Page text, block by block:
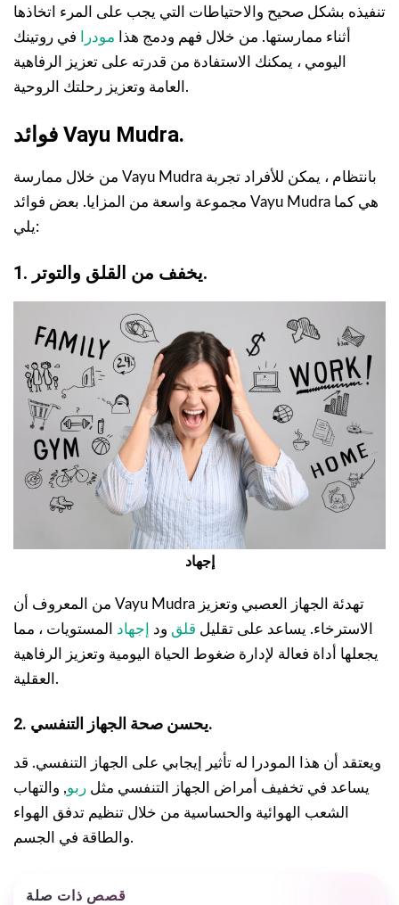
تنفيذه بشكل صحيح والاحتياطات التي يجب على المرء اتخاذها
أثناء ممارستها. من خلال فهم ودمج هذا مودرا
في روتينك
اليومي ، يمكنك الاستفادة من قدرته على تعزيز الرفاهية
العامة وتعزيز رحلتك الروحية.
فوائد Vayu Mudra.
من خلال ممارسة Vayu Mudra بانتظام ، يمكن للأفراد تجربة
مجموعة واسعة من المزايا. بعض فوائد Vayu Mudra هي كما
يلي:
1. يخفف من القلق والتوتر.
إجهاد
من المعروف أن Vayu Mudra تهدئة الجهاز العصبي وتعزيز
الاسترخاء. يساعد على تقليل قلق ود إجهاد المستويات ، مما
يجعلها أداة فعالة لإدارة ضغوط الحياة اليومية وتعزيز الرفاهية
العقلية.
2. يحسن صحة الجهاز التنفسي.
ويعتقد أن هذا المودرا له تأثير إيجابي على الجهاز التنفسي. قد
يساعد في تخفيف أمراض الجهاز التنفسي مثل ربو, والتهاب
الشعب الهوائية والحساسية من خلال تنظيم تدفق الهواء
والطاقة في الجسم.
قصص ذات صلة